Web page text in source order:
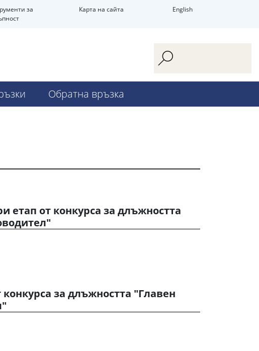
за
Карта на сайта English
Обратна връзка
етап от конкурса за длъжността
конкурса за длъжността "Главен